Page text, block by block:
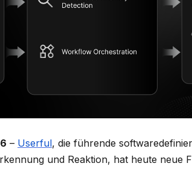
– Userful, die führende
und Reaktion, hat heute neue